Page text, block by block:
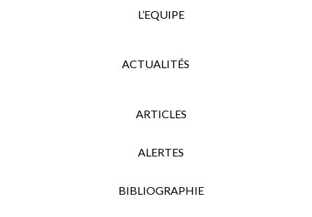
L’EQUIPE
ACTUALITÉS
ARTICLES
ALERTES
BIBLIOGRAPHIE